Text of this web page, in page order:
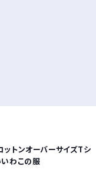
トンオーバーサイズTシ
わこの服